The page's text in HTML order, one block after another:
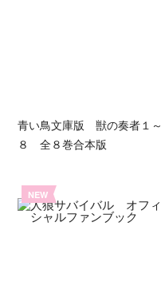
青い鳥文庫版 獣の奏者１～
８ 全８巻合本版
NEW